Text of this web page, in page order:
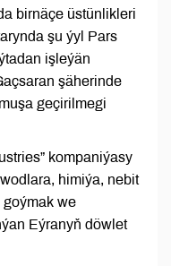
birnäçe üstünlikleri
şu ýyl Pars
işleýän
şäherinde
geçirilmegi
kompaniýasy
himiýa, nebit
we
Eýranyň döwlet